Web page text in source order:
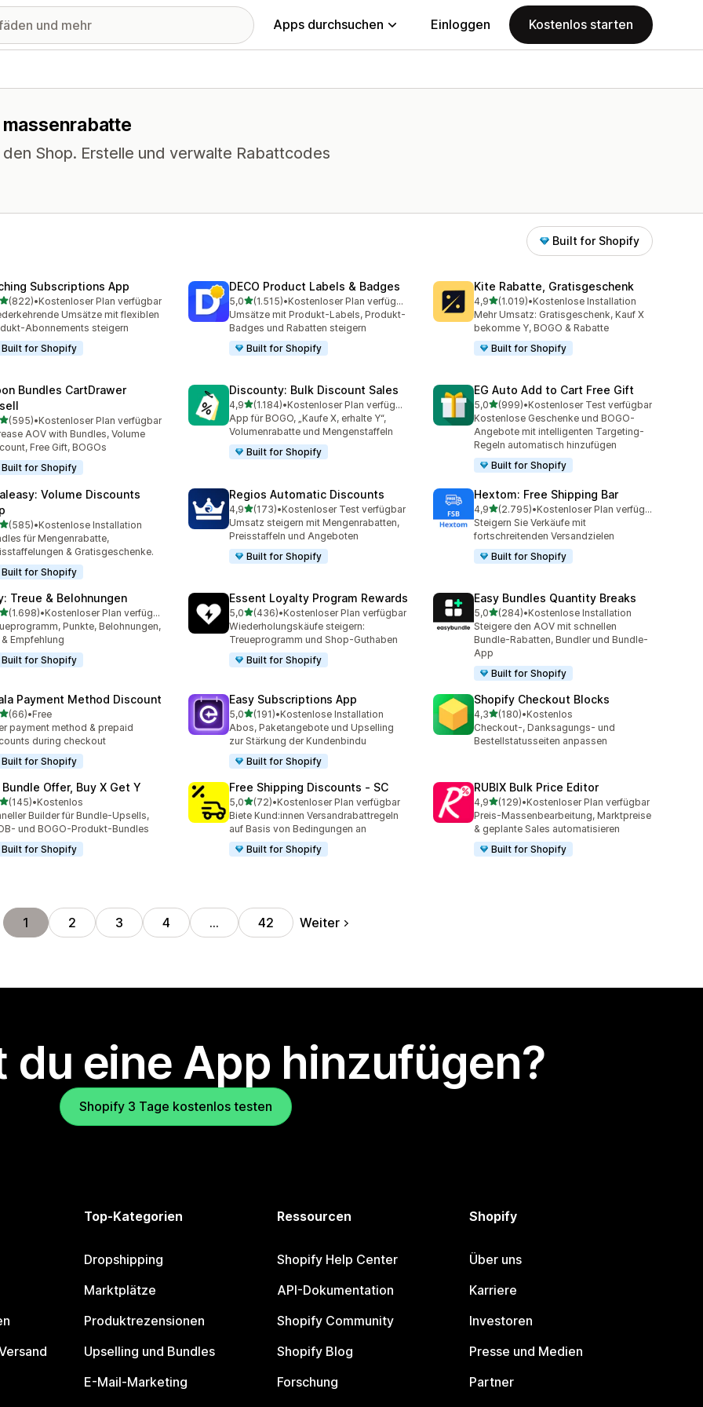
Apps durchsuchen Einloggen Kostenlos starten
Shop. Erstelle und verwalte Rabattcodes
Built for Shopify
Subscriptions App
von 5 Sternen
(822)
Rezensionen insgesamt
•Kostenloser Plan verfügbar
Umsätze mit flexiblen
Abonnements steigern
Built for Shopify
DECO Product Labels & Badges
5,0von 5 Sternen
(1.515)
1515 Rezensionen insgesamt
•
Kostenloser Plan verfügbar
Umsätze mit Produkt-Labels, Produkt-
Badges und Rabatten steigern
Built for Shopify
Kite Rabatte, Gratisgeschenk
4,9von 5 Sternen
(1.019)
1019 Rezensionen insgesamt
•Kostenlose Installation
Mehr Umsatz: Gratisgeschenk, Kauf X
bekomme Y, BOGO & Rabatte
Built for Shopify
Bundles CartDrawer
von 5 Sternen
(595)
Rezensionen insgesamt
•Kostenloser Plan verfügbar
AOV with Bundles, Volume
Free Gift, BOGOs
Built for Shopify
Discounty: Bulk Discount Sales
4,9von 5 Sternen
(1.184)
1184 Rezensionen insgesamt
•
Kostenloser Plan verfügbar
App für BOGO, „Kaufe X, erhalte Y“,
Volumenrabatte und Mengenstaffeln
Built for Shopify
EG Auto Add to Cart Free Gift
5,0von 5 Sternen
(999)
999 Rezensionen insgesamt
•Kostenloser Test verfügbar
Kostenlose Geschenke und BOGO-
Angebote mit intelligenten Targeting-
Regeln automatisch hinzufügen
Built for Shopify
Volume Discounts
von 5 Sternen
(585)
Rezensionen insgesamt
•Kostenlose Installation
für Mengenrabatte,
& Gratisgeschenke.
Built for Shopify
Regios Automatic Discounts
4,9von 5 Sternen
(173)
173 Rezensionen insgesamt
•Kostenloser Test verfügbar
Umsatz steigern mit Mengenrabatten,
Preisstaffeln und Angeboten
Built for Shopify
Hextom: Free Shipping Bar
4,9von 5 Sternen
(2.795)
2795 Rezensionen insgesamt
•
Kostenloser Plan verfügbar
Steigern Sie Verkäufe mit
fortschreitenden Versandzielen
Built for Shopify
Treue & Belohnungen
von 5 Sternen
(1.698)
Rezensionen insgesamt
•
Kostenloser Plan verfügbar
Punkte, Belohnungen,
& Empfehlung
Built for Shopify
Essent Loyalty Program Rewards
5,0von 5 Sternen
(436)
436 Rezensionen insgesamt
•Kostenloser Plan verfügbar
Wiederholungskäufe steigern:
Treueprogramm und Shop-Guthaben
Built for Shopify
Easy Bundles Quantity Breaks
5,0von 5 Sternen
(284)
284 Rezensionen insgesamt
•Kostenlose Installation
Steigere den AOV mit schnellen
Bundle-Rabatten, Bundler und Bundle-
App
Built for Shopify
Payment Method Discount
von 5 Sternen
(66) insgesamt
•Free
payment method & prepaid
during checkout
Built for Shopify
Easy Subscriptions App
5,0von 5 Sternen
(191)
191 Rezensionen insgesamt
•Kostenlose Installation
Abos, Paketangebote und Upselling
zur Stärkung der Kundenbindu
Built for Shopify
Shopify Checkout Blocks
4,3von 5 Sternen
(180)
180 Rezensionen insgesamt
•Kostenlos
Checkout-, Danksagungs- und
Bestellstatusseiten anpassen
Bundle Offer, Buy X Get Y
von 5 Sternen
(145)
Rezensionen insgesamt
•Kostenlos
Builder für Bundle-Upsells,
und BOGO-Produkt-Bundles
Built for Shopify
Free Shipping Discounts ‑ SC
5,0von 5 Sternen
(72)
72 Rezensionen insgesamt
•Kostenloser Plan verfügbar
Biete Kund:innen Versandrabattregeln
auf Basis von Bedingungen an
Built for Shopify
RUBIX Bulk Price Editor
4,9von 5 Sternen
(129)
129 Rezensionen insgesamt
•Kostenloser Plan verfügbar
Preis-Massenbearbeitung, Marktpreise
& geplante Sales automatisieren
Built for Shopify
1 2 3 4 … 42 Weiter
du eine App hinzufügen?
Shopify 3 Tage kostenlos testen
Top-Kategorien
Dropshipping
Marktplätze
Produktrezensionen
Upselling und Bundles
E-Mail-Marketing
Ressourcen
Shopify Help Center
API-Dokumentation
Shopify Community
Shopify Blog
Forschung
Shopify
Über uns
Karriere
Investoren
Presse und Medien
Partner